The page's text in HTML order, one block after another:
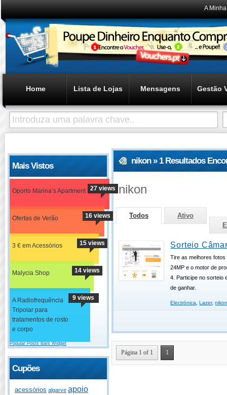
A
Home Lista de Lojas Mensagens Gestão
Mais Vistos
Oporto Marina’s Apartment 27 views
Ofertas de Verão 16 views
3 € em Acessórios 15 views
Malycia Shop 14 views
A Radiofrequência
Tripolar para
tratamentos de rosto
e corpo
9 views
Popular Posts Bars Widget
Cupões
acessórios algarve apoio
nikon » 1 Resultados
nikon
Todos
Ativo
Sorteio
Tire as melhores
24MP e o motor de
4. Participe no sorteio
de ganhar.
Electrónica ,Lazer,
Página 1 of 1 1